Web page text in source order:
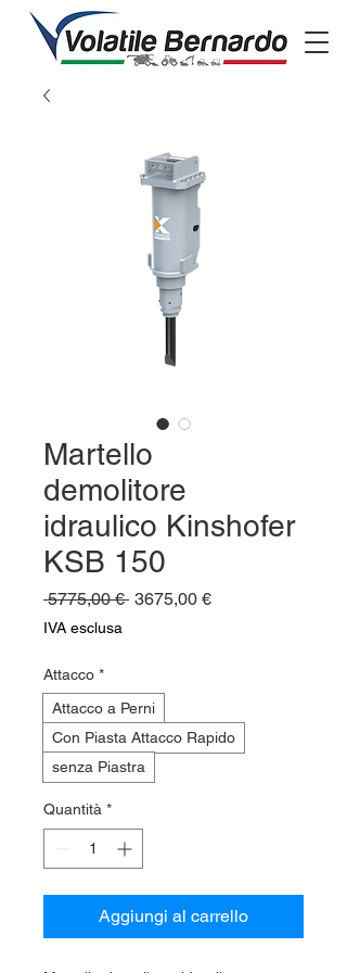
Martello
demolitore
idraulico Kinshofer
KSB 150
5775,00 € Prezzo
3675,00 €Prezzo
IVA esclusa
Attacco *
Attacco a Perni
Con Piasta Attacco Rapido
senza Piastra
Quantità *
Aggiungi al carrello